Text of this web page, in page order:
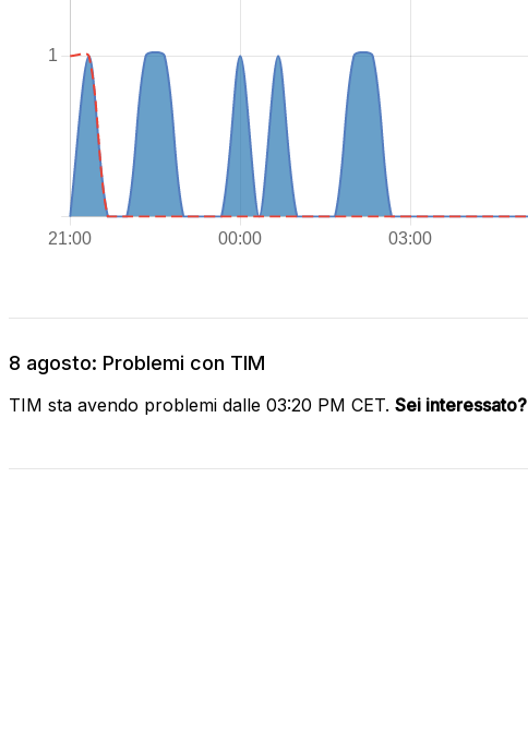
8 agosto: Problemi con TIM
TIM sta avendo problemi dalle 03:20 PM CET. Sei interessato?